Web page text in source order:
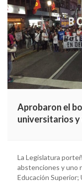
Aprobaron el
universitarios
La Legislatura
abstenciones y uno
Educación